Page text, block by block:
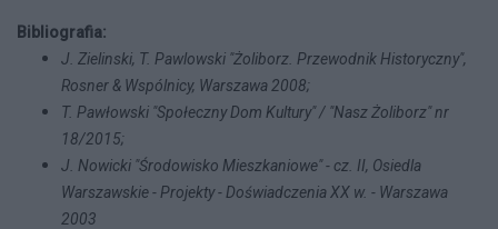
Bibliografia:
J. Zielinski, T. Pawlowski "Żoliborz. Przewodnik Historyczny",
Rosner & Wspólnicy, Warszawa 2008;
T. Pawłowski "Społeczny Dom Kultury" / "Nasz Żoliborz" nr
18/2015;
J. Nowicki "Środowisko Mieszkaniowe" - cz. II, Osiedla
Warszawskie - Projekty - Doświadczenia XX w. - Warszawa
2003